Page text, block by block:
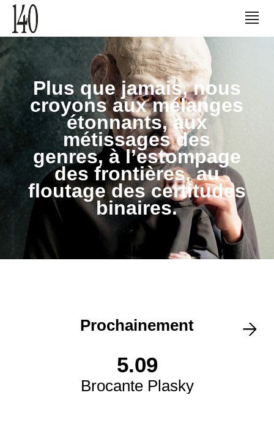
Plus que jamais, nous
croyons aux mélanges
étonnants, aux
métissages des
genres, à l’estompage
des frontières, au
floutage des certitudes
binaires.
Prochainement
5.09
Brocante Plasky